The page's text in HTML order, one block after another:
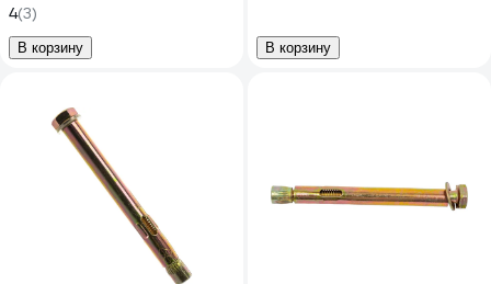
4(3)
В корзину В корзину